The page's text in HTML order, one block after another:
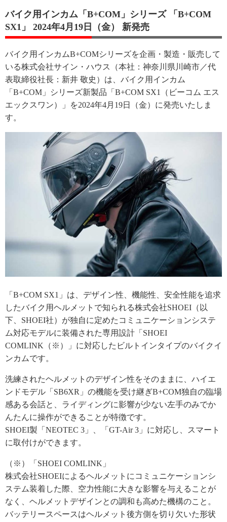
バイク用インカム「B+COM」シリーズ 「B+COM
SX1」 2024年4月19日（金） 新発売
バイク用インカムB+COMシリーズを企画・製造・販売して
いる株式会社サイン・ハウス（本社：神奈川県川崎市／代
表取締役社長：新井 敬史）は、バイク用インカム
「B+COM」シリーズ新製品「B+COM SX1（ビーコム エス
エックスワン）」を2024年4月19日（金）に発売いたしま
す。
「B+COM SX1」は、デザイン性、機能性、安全性能を追求
したバイク用ヘルメットで知られる株式会社SHOEI（以
下、SHOEI社）が独自に定めたコミュニケーションシステ
ム対応モデルに装備された専用設計「SHOEI
COMLINK（※）」に対応したビルトインタイプのバイクイ
ンカムです。
洗練されたヘルメットのデザイン性をそのままに、ハイエ
ンドモデル「SB6XR」の機能を受け継ぎB+COM独自の臨場
感ある会話と、ライディングに影響が少ない左手のみでか
んたんに操作ができることが特徴です。
SHOEI製「NEOTEC 3」、「GT-Air 3」に対応し、スマート
に取付けができます。
（※）「SHOEI COMLINK」
株式会社SHOEIによるヘルメットにコミュニケーションシ
ステム装着した際、空力性能に大きな影響を与えることが
なく、ヘルメットデザインとの調和も高めた機構のこと。
バッテリースペースはヘルメット後方側を切り欠いた形状